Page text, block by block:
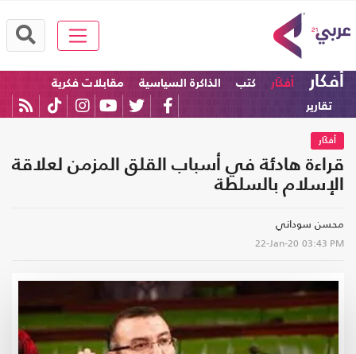
أفكار أفكَار كتب الذاكرة السياسية
مقابلات فكرية
تقارير
أفكَار
قراءة هادئة في أسباب القلق المزمن لعلاقة
الإسلام بالسلطة
محسن سوداني
22-Jan-20 03:43 PM